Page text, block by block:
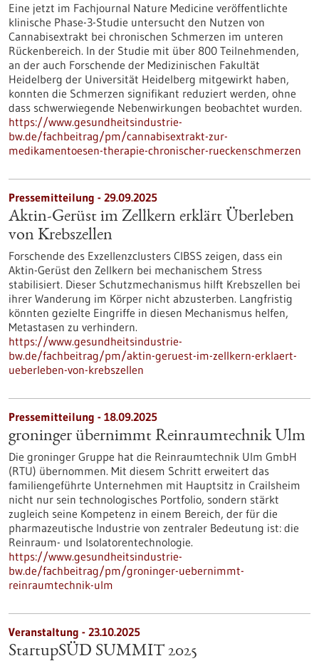
Eine jetzt im Fachjournal Nature Medicine veröffentlichte
klinische Phase-3-Studie untersucht den Nutzen von
Cannabisextrakt bei chronischen Schmerzen im unteren
Rückenbereich. In der Studie mit über 800 Teilnehmenden,
an der auch Forschende der Medizinischen Fakultät
Heidelberg der Universität Heidelberg mitgewirkt haben,
konnten die Schmerzen signifikant reduziert werden, ohne
dass schwerwiegende Nebenwirkungen beobachtet wurden.
https://www.gesundheitsindustrie-
bw.de/fachbeitrag/pm/cannabisextrakt-zur-
medikamentoesen-therapie-chronischer-rueckenschmerzen
Pressemitteilung - 29.09.2025
Aktin-Gerüst im Zellkern erklärt Überleben
von Krebszellen
Forschende des Exzellenzclusters CIBSS zeigen, dass ein
Aktin-Gerüst den Zellkern bei mechanischem Stress
stabilisiert. Dieser Schutzmechanismus hilft Krebszellen bei
ihrer Wanderung im Körper nicht abzusterben. Langfristig
könnten gezielte Eingriffe in diesen Mechanismus helfen,
Metastasen zu verhindern.
https://www.gesundheitsindustrie-
bw.de/fachbeitrag/pm/aktin-geruest-im-zellkern-erklaert-
ueberleben-von-krebszellen
Pressemitteilung - 18.09.2025
groninger übernimmt Reinraumtechnik Ulm
Die groninger Gruppe hat die Reinraumtechnik Ulm GmbH
(RTU) übernommen. Mit diesem Schritt erweitert das
familiengeführte Unternehmen mit Hauptsitz in Crailsheim
nicht nur sein technologisches Portfolio, sondern stärkt
zugleich seine Kompetenz in einem Bereich, der für die
pharmazeutische Industrie von zentraler Bedeutung ist: die
Reinraum- und Isolatorentechnologie.
https://www.gesundheitsindustrie-
bw.de/fachbeitrag/pm/groninger-uebernimmt-
reinraumtechnik-ulm
Veranstaltung - 23.10.2025
StartupSÜD SUMMIT 2025